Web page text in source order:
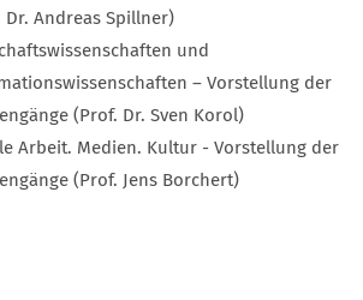
Dr. Andreas Spillner)
und
– Vorstellung der
(Prof. Dr. Sven Korol)
Arbeit. Medien. Kultur - Vorstellung der
(Prof. Jens Borchert)